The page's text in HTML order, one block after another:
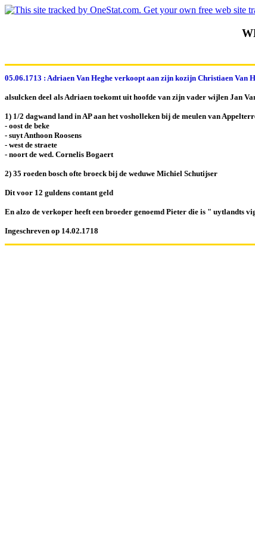
05.06.1713 : Adriaen Van Heghe verkoopt aan zijn kozijn Christiaen Van
alsulcken deel als Adriaen toekomt uit hoofde van zijn vader wijlen Jan
1) 1/2 dagwand land in AP aan het vosholleken bij de meulen van
- oost de beke
- suyt Anthoon Roosens
- west de straete
- noort de wed. Cornelis Bogaert
2) 35 roeden bosch ofte broeck bij de weduwe Michiel Schutijser
Dit voor 12 guldens contant geld
En alzo de verkoper heeft een broeder genoemd Pieter die is " uytlandts
Ingeschreven op 14.02.1718